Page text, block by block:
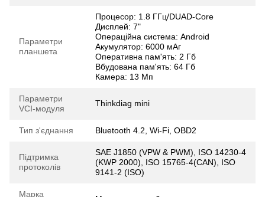
Параметри
планшета
Процесор: 1.8 ГГц/DUAD-Core
Дисплей: 7"
Операційна система: Android
Акумулятор: 6000 мАг
Оперативна пам'ять: 2 Гб
Вбудована пам'ять: 64 Гб
Камера: 13 Мп
Параметри
VCI-модуля
Thinkdiag mini
Тип з'єднання Bluetooth 4.2, Wi-Fi, OBD2
Підтримка
протоколів
SAE J1850 (VPW & PWM), ISO 14230-4
(KWP 2000), ISO 15765-4(CAN), ISO
9141-2 (ISO)
Марка